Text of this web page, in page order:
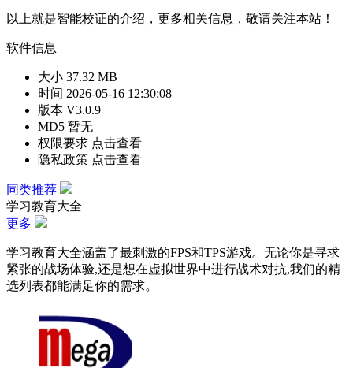
以上就是智能校证的介绍，更多相关信息，敬请关注本站！
软件信息
大小 37.32 MB
时间 2026-05-16 12:30:08
版本 V3.0.9
MD5 暂无
权限要求 点击查看
隐私政策 点击查看
同类推荐
学习教育大全
更多
学习教育大全涵盖了最刺激的FPS和TPS游戏。无论你是寻求
紧张的战场体验,还是想在虚拟世界中进行战术对抗,我们的精
选列表都能满足你的需求。